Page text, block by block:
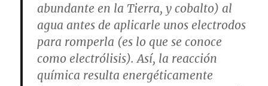
abundante en la Tierra, y cobalto) al
agua antes de aplicarle unos electrodos
para romperla (es lo que se conoce
como electrólisis). Así, la reacción
química resulta energéticamente